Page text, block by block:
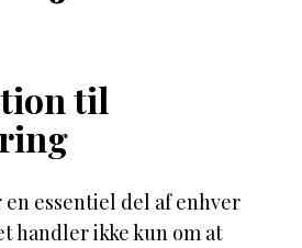
til
essentiel del af enhver
handler ikke kun om at